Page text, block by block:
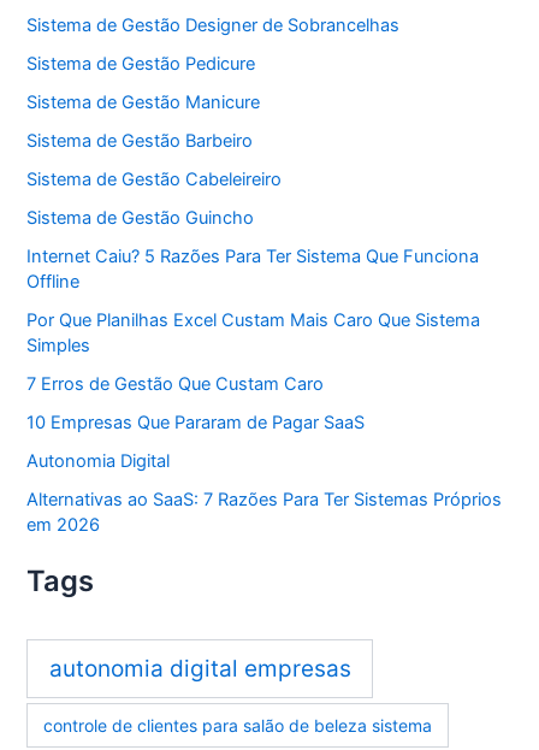
Sistema de Gestão Designer de Sobrancelhas
Sistema de Gestão Pedicure
Sistema de Gestão Manicure
Sistema de Gestão Barbeiro
Sistema de Gestão Cabeleireiro
Sistema de Gestão Guincho
Internet Caiu? 5 Razões Para Ter Sistema Que Funciona
Offline
Por Que Planilhas Excel Custam Mais Caro Que Sistema
Simples
7 Erros de Gestão Que Custam Caro
10 Empresas Que Pararam de Pagar SaaS
Autonomia Digital
Alternativas ao SaaS: 7 Razões Para Ter Sistemas Próprios
em 2026
Tags
autonomia digital empresas
controle de clientes para salão de beleza sistema